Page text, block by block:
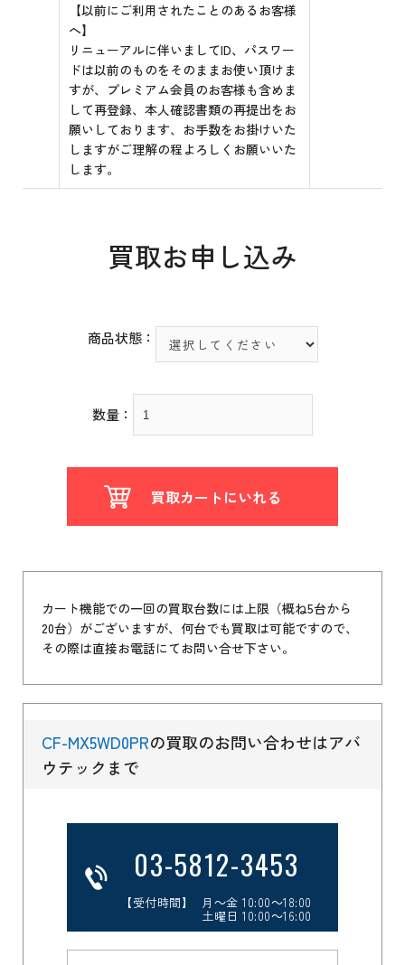
【以前にご利用されたことのあるお客様
へ】
リニューアルに伴いましてID、パスワー
ドは以前のものをそのままお使い頂けま
すが、プレミアム会員のお客様も含めま
して再登録、本人確認書類の再提出をお
願いしております、お手数をお掛けいた
しますがご理解の程よろしくお願いいた
します。
買取お申し込み
商品状態：
数量：
買取カートにいれる
カート機能での一回の買取台数には上限（概ね5台から
20台）がございますが、何台でも買取は可能ですので、
その際は直接お電話にてお問い合せ下さい。
CF-MX5WD0PRの買取のお問い合わせはアバ
ウテックまで
03-5812-3453
【受付時間】 月～金 10:00～18:00
土曜日 10:00～16:00